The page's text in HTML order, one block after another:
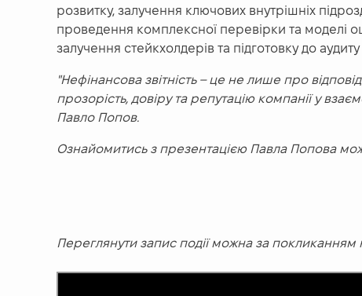
розвитку, залучення ключових внутрішніх
проведення комплексної перевірки та моделі
залучення стейкхолдерів та підготовку до аудиту
"Нефінансова звітність – це не лише про
прозорість, довіру та репутацію компанії у
Павло Попов.
Ознайомитись з презентацією Павла Попова
Переглянути запис події можна за